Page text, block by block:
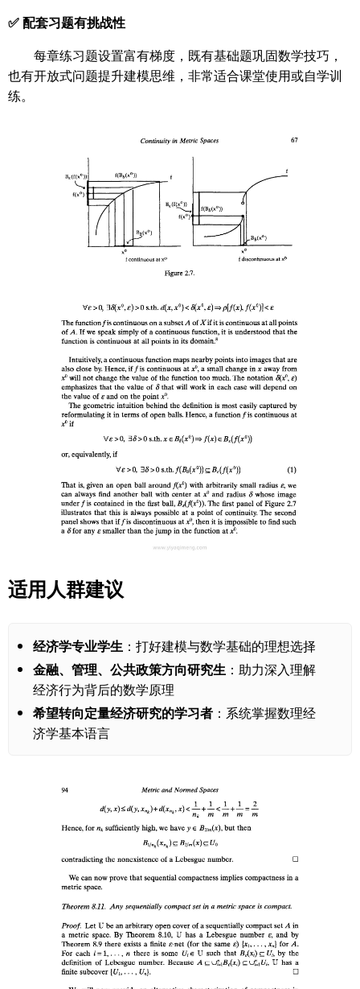
✅ 配套习题有挑战性
每章练习题设置富有梯度，既有基础题巩固数学技巧，
也有开放式问题提升建模思维，非常适合课堂使用或自学训
练。
适用人群建议
经济学专业学生 ：打好建模与数学基础的理想选择
金融、管理、公共政策方向研究生 ：助力深入理解
经济行为背后的数学原理
希望转向定量经济研究的学习者 ：系统掌握数理经
济学基本语言